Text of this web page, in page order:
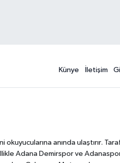
Künye İletişim
anında ulaştırır.
Adana Demirspor ve